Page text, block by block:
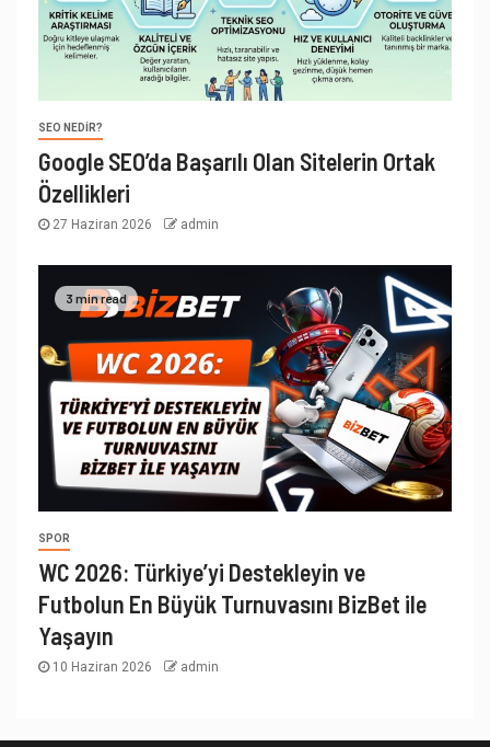
SEO NEDIR?
Google SEO’da Başarılı Olan Sitelerin Ortak
Özellikleri
27 Haziran 2026 admin
3 min read
SPOR
WC 2026: Türkiye’yi Destekleyin ve
Futbolun En Büyük Turnuvasını BizBet ile
Yaşayın
10 Haziran 2026 admin